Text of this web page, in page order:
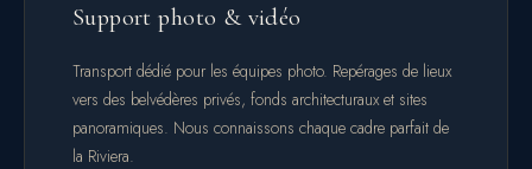
Support photo & vidéo
Transport dédié pour les équipes photo. Repérages de lieux
vers des belvédères privés, fonds architecturaux et sites
panoramiques. Nous connaissons chaque cadre parfait de
la Riviera.